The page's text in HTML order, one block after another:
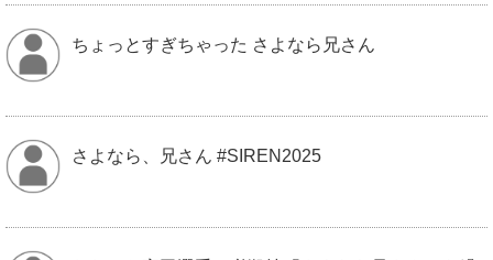
ちょっとすぎちゃった さよなら兄さん
さよなら、兄さん #SIREN2025